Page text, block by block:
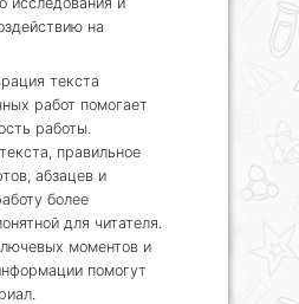
на
текста
работ помогает
работы.
правильное
абзацев и
более
для читателя.
моментов и
помогут